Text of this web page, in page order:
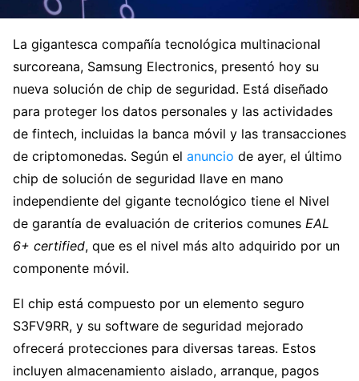
La gigantesca compañía tecnológica multinacional
surcoreana, Samsung Electronics, presentó hoy su
nueva solución de chip de seguridad. Está diseñado
para proteger los datos personales y las actividades
de fintech, incluidas la banca móvil y las transacciones
de criptomonedas. Según el anuncio de ayer, el último
chip de solución de seguridad llave en mano
independiente del gigante tecnológico tiene el Nivel
de garantía de evaluación de criterios comunes EAL
6+ certified, que es el nivel más alto adquirido por un
componente móvil.
El chip está compuesto por un elemento seguro
S3FV9RR, y su software de seguridad mejorado
ofrecerá protecciones para diversas tareas. Estos
incluyen almacenamiento aislado, arranque, pagos